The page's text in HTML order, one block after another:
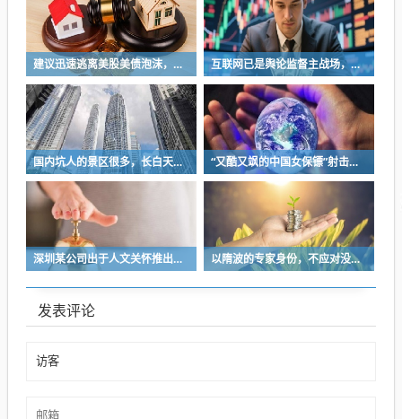
建议迅速逃离美股美债泡沫，AI正加速而非延缓其泡沫破裂 互联网已是舆论监督主战场，让我们用这五点珍惜它
国内坑人的景区很多，长白天池只是其中被坑印象最深的那一个 “又酷又飒的中国女保镖”射击夺冠
深圳某公司出于人文关怀推出内部托管，结果无孩单身员工举报了，核心理由有两个 以隋波的专家身份，不应对没统一标准的口味指手画脚，依仗专家身份欺负一线厨师
发表评论